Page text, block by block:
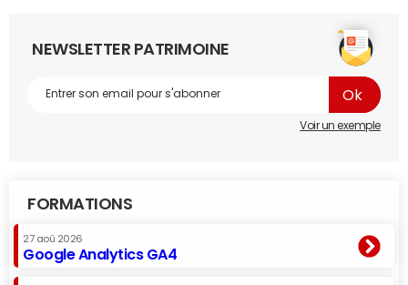
NEWSLETTER PATRIMOINE
Voir un exemple
FORMATIONS
27 aoû 2026
Google Analytics GA4